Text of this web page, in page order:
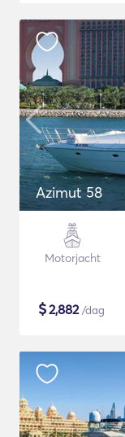
Azimut 58
Motorjacht
$2,882/dag